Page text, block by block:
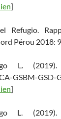
]
Refugio.
Pérou 2018:
L.
GSBM-
]
L.